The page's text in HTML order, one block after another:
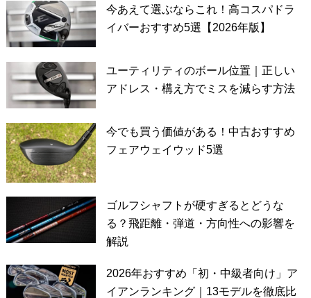
今あえて選ぶならこれ！高コスパドラ
イバーおすすめ5選【2026年版】
ユーティリティのボール位置｜正しい
アドレス・構え方でミスを減らす方法
今でも買う価値がある！中古おすすめ
フェアウェイウッド5選
ゴルフシャフトが硬すぎるとどうな
る？飛距離・弾道・方向性への影響を
解説
2026年おすすめ「初・中級者向け」ア
イアンランキング｜13モデルを徹底比